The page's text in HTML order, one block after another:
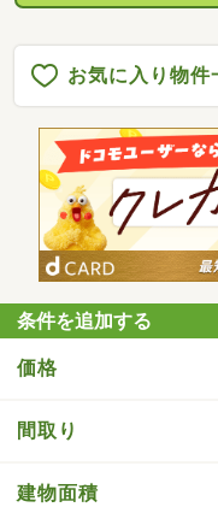
お気に入り物件
条件を追加する
価格
間取り
建物面積